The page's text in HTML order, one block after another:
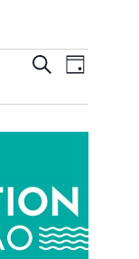
Recherche
vues
Recherche
Navigation
de
Évènement
Jour